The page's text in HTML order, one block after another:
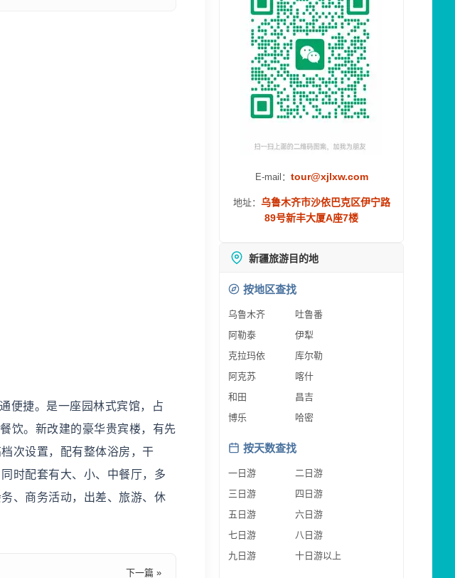
便捷。是一座园林式宾馆，占
饮。新改建的豪华贵宾楼，有先
次设置，配有整体浴房，干
时配套有大、小、中餐厅，多
、商务活动，出差、旅游、休
下一篇 »
E-mail： tour@xjlxw.com
地址： 乌鲁木齐市沙依巴克区伊宁路
89号新丰大厦A座7楼
新疆旅游目的地
按地区查找
乌鲁木齐
吐鲁番
阿勒泰
伊犁
克拉玛依
库尔勒
阿克苏
喀什
和田
昌吉
博乐
哈密
按天数查找
一日游
二日游
三日游
四日游
五日游
六日游
七日游
八日游
九日游
十日游以上